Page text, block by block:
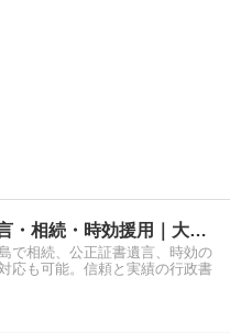
四国の公正証書遺言・相続・時効援用｜大塩行政書士
で相続、公正証書遺言、時効の
応も可能。信頼と実績の行政書